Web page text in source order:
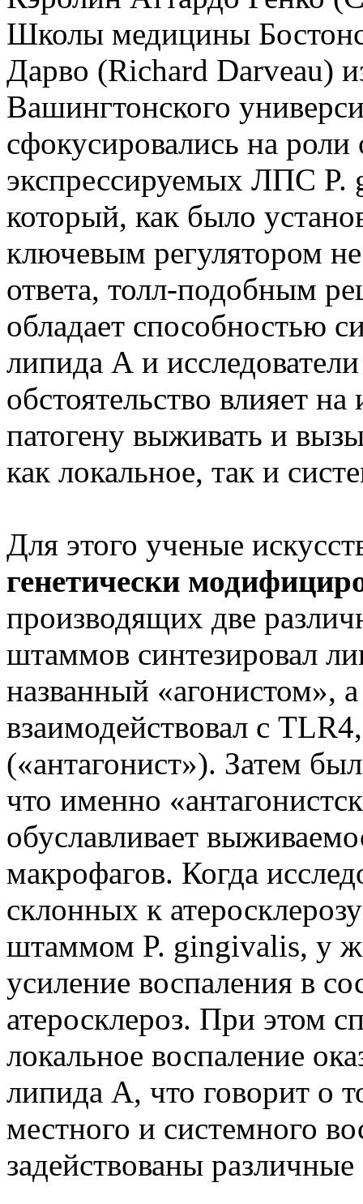
Школы медицины
Дарво (Richard Darveau)
Вашингтонского
сфокусировались на
экспрессируемых ЛПС P.
который, как было
ключевым регулятором
ответа, толл-подобным
обладает способностью
липида А и
обстоятельство влияет
патогену выживать и
как локальное, так и
Для этого ученые
генетически
производящих две
штаммов синтезировал
названный «агонистом»,
взаимодействовал с
(«антагонист»). Затем
что именно
обуславливает
макрофагов. Когда
склонных к
штаммом P. gingivalis, у
усиление воспаления в
атеросклероз. При этом
локальное воспаление
липида А, что говорит о
местного и системного
задействованы